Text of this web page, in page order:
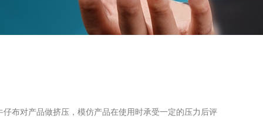
布对产品做挤压，模仿产品在使用时承受一定的压力后评